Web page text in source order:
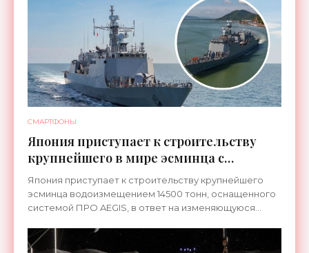
СМАРТФОНЫ
Япония приступает к строительству
крупнейшего в мире эсминца с
системой ПРО AEGIS - «Оружие»
Япония приступает к строительству крупнейшего
эсминца водоизмещением 14500 тонн, оснащенного
системой ПРО AEGIS, в ответ на изменяющуюся
ракетные